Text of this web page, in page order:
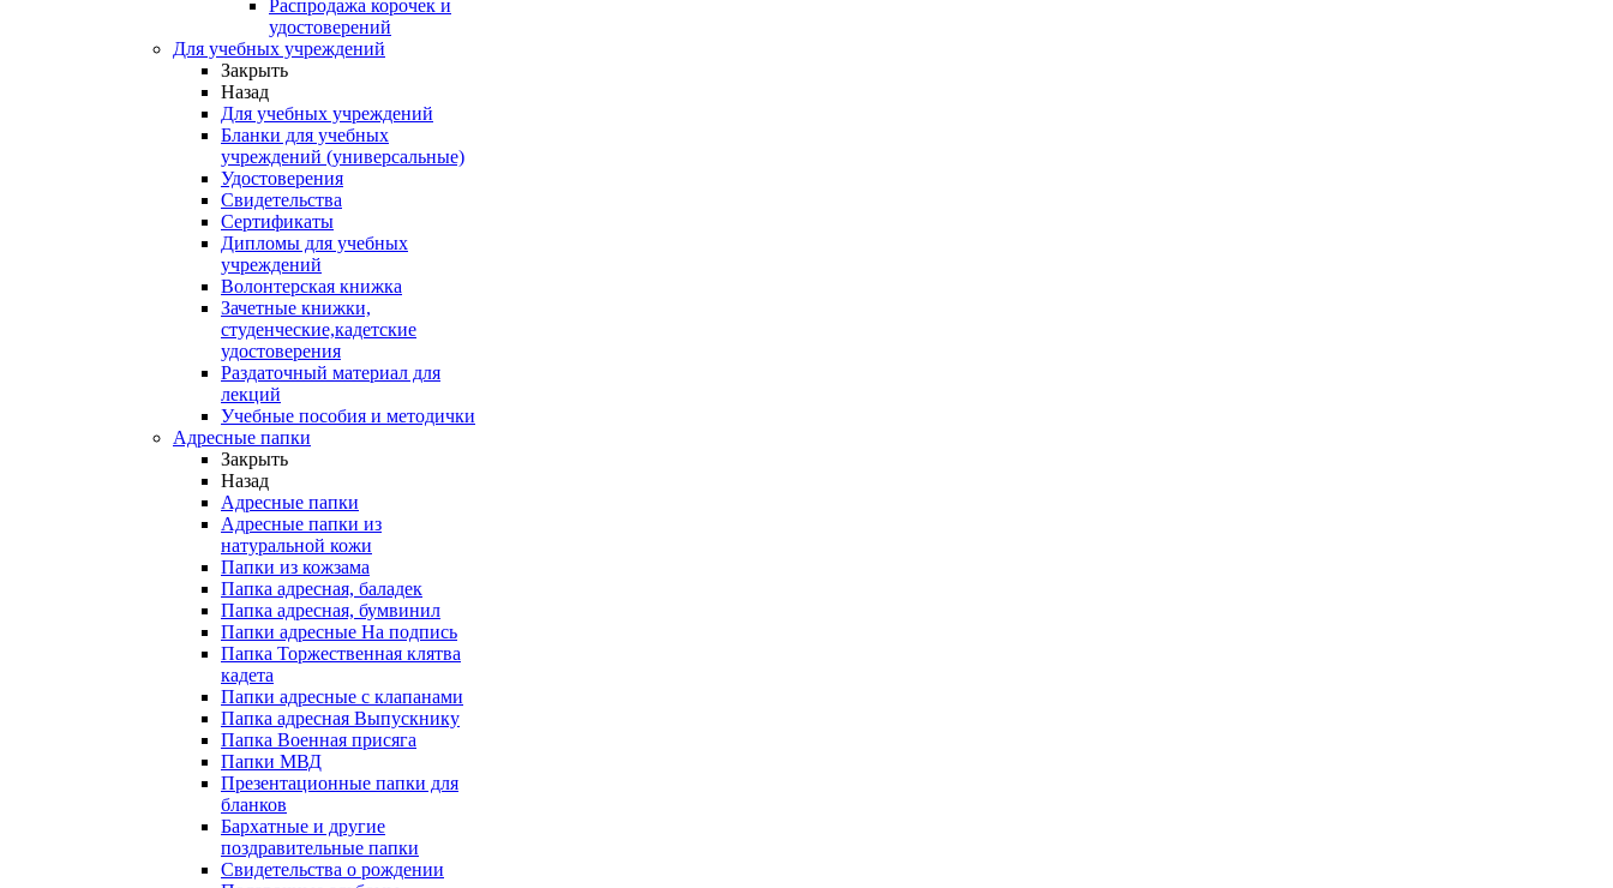
Распродажа корочек и
удостоверений
Для учебных учреждений
Закрыть
Назад
Для учебных учреждений
Бланки для учебных
учреждений (универсальные)
Удостоверения
Свидетельства
Сертификаты
Дипломы для учебных
учреждений
Волонтерская книжка
Зачетные книжки,
студенческие,кадетские
удостоверения
Раздаточный материал для
лекций
Учебные пособия и методички
Адресные папки
Закрыть
Назад
Адресные папки
Адресные папки из
натуральной кожи
Папки из кожзама
Папка адресная, баладек
Папка адресная, бумвинил
Папки адресные На подпись
Папка Торжественная клятва
кадета
Папки адресные с клапанами
Папка адресная Выпускнику
Папка Военная присяга
Папки МВД
Презентационные папки для
бланков
Бархатные и другие
поздравительные папки
Свидетельства о рождении